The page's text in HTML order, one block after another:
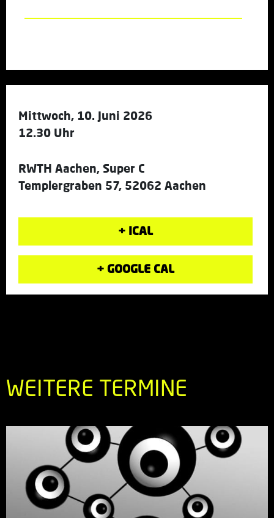
Mittwoch, 10. Juni 2026
12.30 Uhr
RWTH Aachen, Super C
Templergraben 57, 52062 Aachen
+ ICAL
+ GOOGLE CAL
WEITERE TERMINE